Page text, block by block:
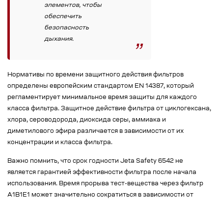
элементов, чтобы
обеспечить
безопасность
дыхания.
Нормативы по времени защитного действия фильтров
определены европейским стандартом EN 14387, который
регламентирует минимальное время защиты для каждого
класса фильтра. Защитное действие фильтра от циклогексана,
хлора, сероводорода, диоксида серы, аммиака и
диметилового эфира различается в зависимости от их
концентрации и класса фильтра.
Важно помнить, что срок годности Jeta Safety 6542 не
является гарантией эффективности фильтра после начала
использования. Время прорыва тест-вещества через фильтр
A1B1E1 может значительно сократиться в зависимости от